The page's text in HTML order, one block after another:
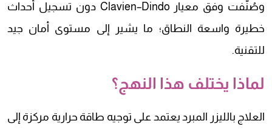
وصُنّفت وفق معيار Clavien–Dindo دون تسجيل أحداث
خطيرة واسعة النطاق؛ ما يشير إلى مستوى أمان جيد
للتقنية.
لماذا يختلف هذا النهج؟
العلاج بالليزر المبرد يعتمد على توجيه طاقة حرارية مركزة إلى